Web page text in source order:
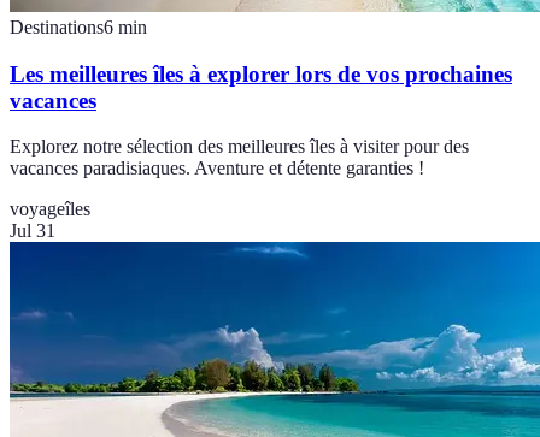
Destinations6 min
Les meilleures îles à explorer lors de vos prochaines
vacances
Explorez notre sélection des meilleures îles à visiter pour des
vacances paradisiaques. Aventure et détente garanties !
voyageîles
Jul 31